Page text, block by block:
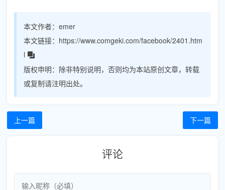
本文作者： emer
本文链接： https://www.comgeki.com/facebook/2401.htm
l
版权申明： 除非特别说明，否则均为本站原创文章，转载
或复制请注明出处。
上一篇 下一篇
评论